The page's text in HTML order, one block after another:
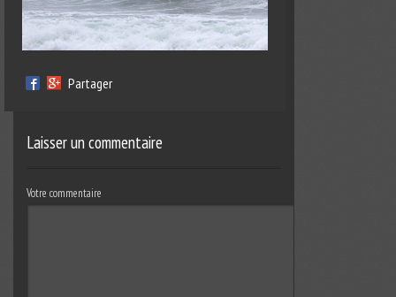
Partager
Laisser un commentaire
Votre commentaire